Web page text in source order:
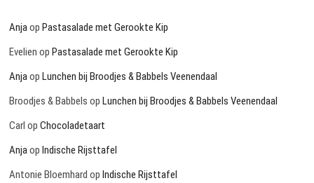
AnjaopPastasalade met Gerookte Kip
Evelien opPastasalade met Gerookte Kip
AnjaopLunchen bij Broodjes & Babbels Veenendaal
Broodjes & Babbels opLunchen bij Broodjes & Babbels Veenendaal
Carl opChocoladetaart
AnjaopIndische Rijsttafel
Antonie Bloemhard opIndische Rijsttafel